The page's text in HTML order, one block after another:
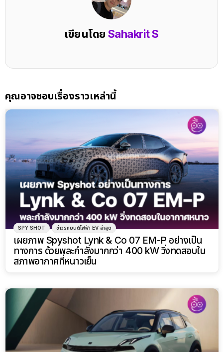
เขียนโดยSahakrit S
คุณอาจชอบเรื่องราวเหล่านี้
SPY SHOT ข่าวรถยนต์ไฟฟ้า EV ล่าสุด
เผยภาพ Spyshot Lynk & Co 07 EM-P อย่างเป็น
ทางการ ด้วยพละกำลังมากกว่า 400 kW วิ่งทดสอบใน
สภาพอากาศที่หนาวเย็น